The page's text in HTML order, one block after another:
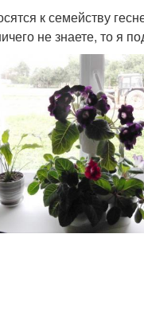
к семейству
не знаете, то я